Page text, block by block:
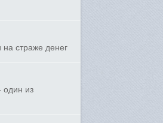
на страже денег
один из